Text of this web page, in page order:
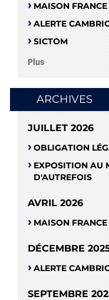
MAISON FRANCE
ALERTE
SICTOM
Plus
ARCHIVES
JUILLET 2026
OBLIGATION
EXPOSITION AU
D'AUTREFOIS
AVRIL 2026
MAISON FRANCE
DÉCEMBRE
ALERTE
SEPTEMBRE